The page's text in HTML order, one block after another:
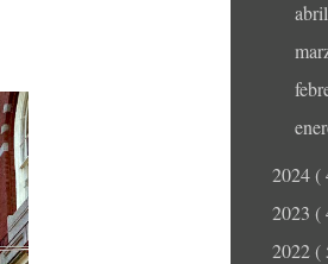
abril
2024 (
2023 (
2022 (